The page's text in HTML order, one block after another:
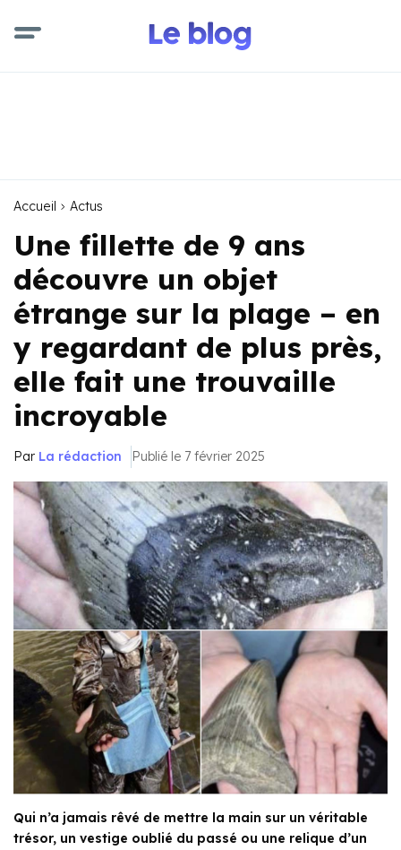
Accueil Actus
Une fillette de 9 ans
découvre un objet
étrange sur la plage – en
y regardant de plus près,
elle fait une trouvaille
incroyable
Par La rédaction Publié le 7 février 2025
Qui n’a jamais rêvé de mettre la main sur un véritable
trésor, un vestige oublié du passé ou une relique d’un